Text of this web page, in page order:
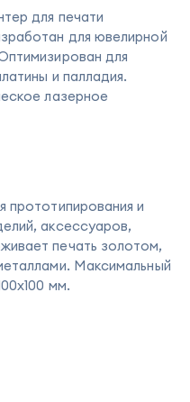
для печати
для ювелирной
для
и палладия.
лазерное
прототипирования и
аксессуаров,
печать золотом,
Максимальный
мм.